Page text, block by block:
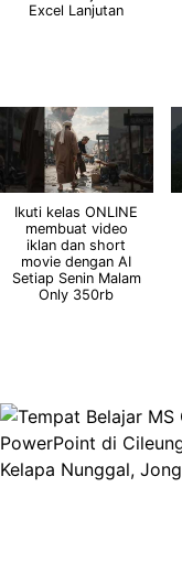
Excel Lanjutan
Ikuti kelas ONLINE
membuat video
iklan dan short
movie dengan AI
Setiap Senin Malam
Only 350rb